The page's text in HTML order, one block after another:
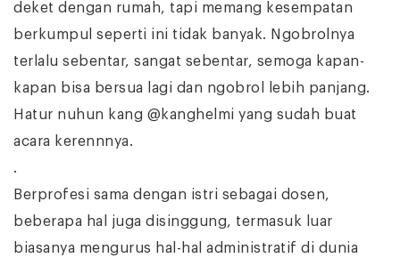
deket dengan rumah, tapi memang kesempatan
berkumpul seperti ini tidak banyak. Ngobrolnya
terlalu sebentar, sangat sebentar, semoga kapan-
kapan bisa bersua lagi dan ngobrol lebih panjang.
Hatur nuhun kang @kanghelmi yang sudah buat
acara kerennnya.
.
Berprofesi sama dengan istri sebagai dosen,
beberapa hal juga disinggung, termasuk luar
biasanya mengurus hal-hal administratif di dunia